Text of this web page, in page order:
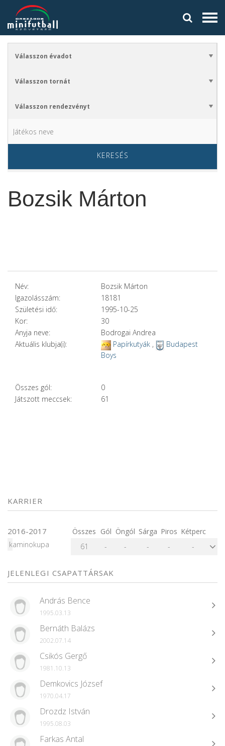
KERESÉS
Bozsik Márton
Név:
Bozsik Márton
Igazolásszám:
18181
Születési idő:
1995-10-25
Kor:
30
Anyja neve:
Bodrogai Andrea
Aktuális klubja(i):
Papírkutyák,
Budapest
Boys
Összes gól:
0
Játszott meccsek:
61
KARRIER
2016-2017 Összes Gól Öngól Sárga Piros Kétperc
kaminokupa
61 - - - - -
JELENLEGI CSAPATTÁRSAK
András Bence
1995.03.13
Bernáth Balázs
2002.07.14
Csikós Gergő
1981.10.13
Demkovics József
1970.04.17
Drozdz István
1995.08.03
Farkas Antal